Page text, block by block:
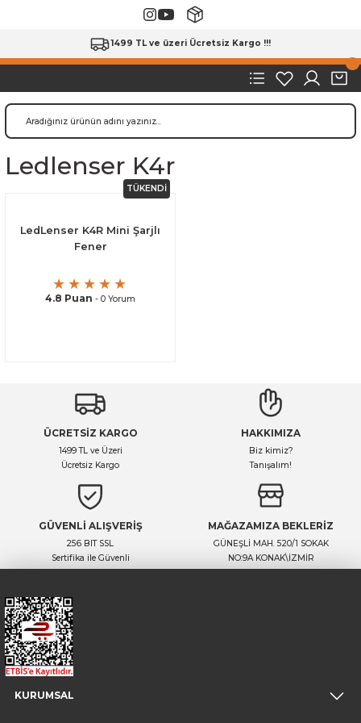
1499 TL ve üzeri Ücretsiz Kargo !!!
Ledlenser K4r
TÜKENDİ
LedLenser K4R Mini Şarjlı
Fener
4.8 Puan - 0 Yorum
ÜCRETSİZ KARGO
1499 TL ve Üzeri
Ücretsiz Kargo
HAKKIMIZA
Biz kimiz?
Tanışalım!
GÜVENLİ ALIŞVERİŞ
256 BIT SSL
Sertifika ile Güvenli
MAĞAZAMIZA BEKLERİZ
GÜNEŞLİ MAH. 520/1 SOKAK
NO:9A KONAK\İZMİR
KURUMSAL